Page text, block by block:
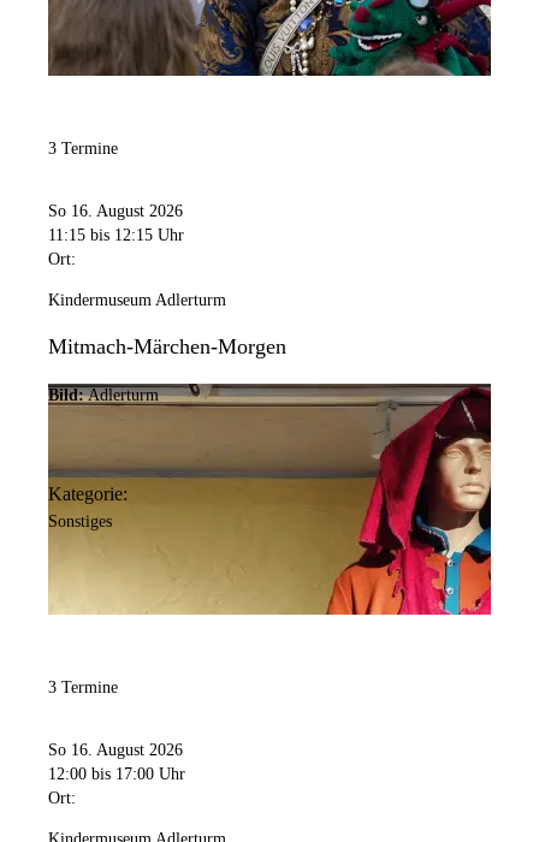
3 Termine
So 16. August 2026
11:15 bis 12:15 Uhr
Ort:
Kindermuseum Adlerturm
Mitmach-Märchen-Morgen
Bild: Adlerturm
Kategorie:
Sonstiges
3 Termine
So 16. August 2026
12:00 bis 17:00 Uhr
Ort:
Kindermuseum Adlerturm